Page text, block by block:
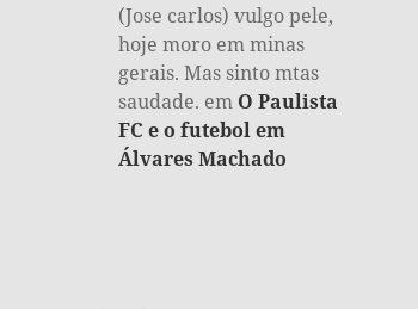
(Jose carlos) vulgo pele,
hoje moro em minas
gerais. Mas sinto mtas
saudade. em O Paulista
FC e o futebol em
Álvares Machado